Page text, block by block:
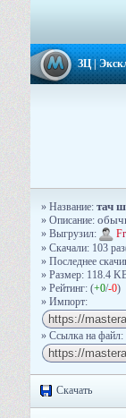
ЗЦ|
» Название: тач
» Описание:
» Выгрузил:
Fr
» Скачали: 103
» Последнее
» Размер: 118.4
» Рейтинг: (+0/-0)
» Импорт:
» Ссылка на файл:
Скачать